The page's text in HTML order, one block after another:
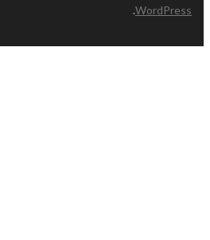
WordPress
.